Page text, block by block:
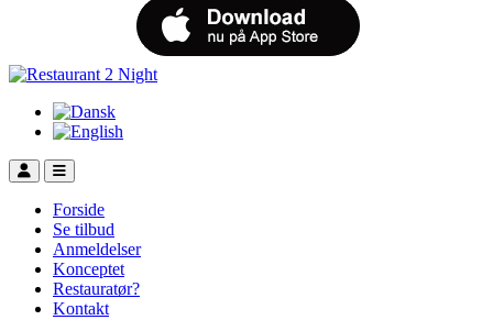
Forside
Se tilbud
Anmeldelser
Konceptet
Restauratør?
Kontakt